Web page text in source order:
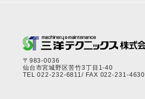
〒983-0036
仙台市宮城野区苦竹3丁目1-40
TEL022-232-6811/ FAX 022-231-4630